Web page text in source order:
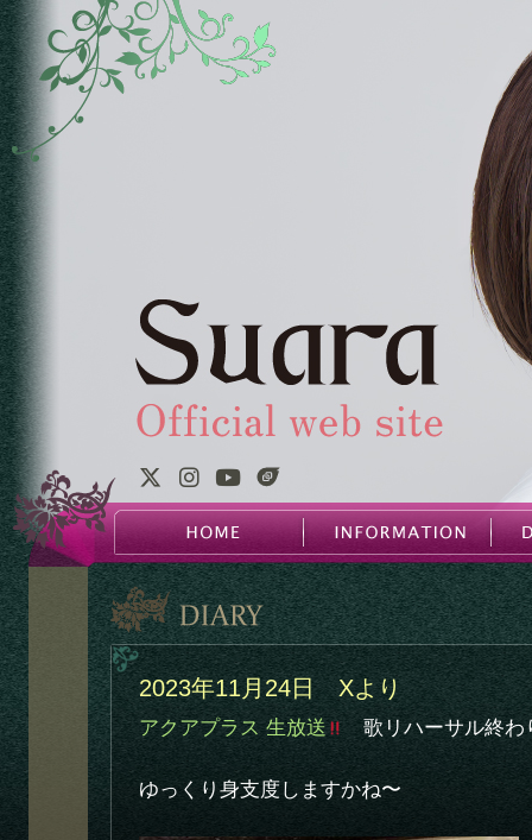
2023年11月24日 Xより
アクアプラス 生放送 歌リハーサル終わ
ゆっくり身支度しますかね〜